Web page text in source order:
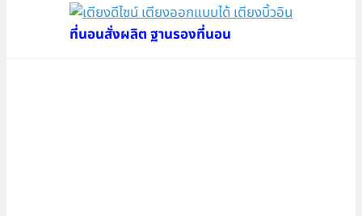
ที่นอนสั่งผลิต ฐานรองที่นอน